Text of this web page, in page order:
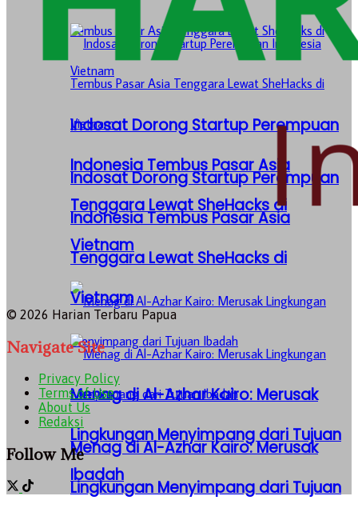
Indosat Dorong Startup Perempuan
Indonesia Tembus Pasar Asia
Tenggara Lewat SheHacks di
Vietnam
Menag di Al-Azhar Kairo: Merusak
Lingkungan Menyimpang dari Tujuan
Ibadah
Indosat Dorong Startup Perempuan
Indonesia Tembus Pasar Asia
Tenggara Lewat SheHacks di
Vietnam
Menag di Al-Azhar Kairo: Merusak
Lingkungan Menyimpang dari Tujuan
© 2026 Harian Terbaru Papua
Navigate Site
Privacy Policy
Terms of Use
About Us
Redaksi
Follow Me